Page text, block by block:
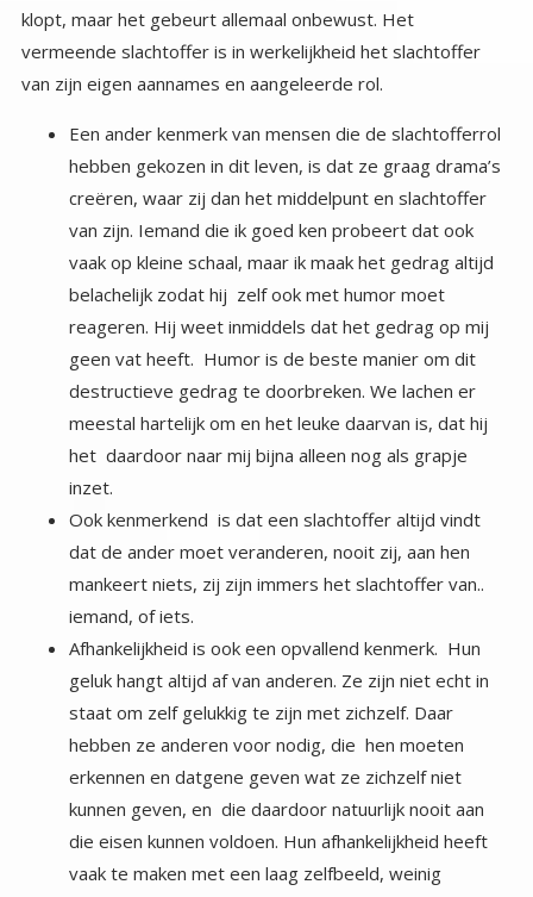
van zijn eigen aannames en aangeleerde rol.
Een ander kenmerk van mensen die de slachtofferrol
hebben gekozen in dit leven, is dat ze graag drama’s
creëren, waar zij dan het middelpunt en slachtoffer
van zijn. Iemand die ik goed ken probeert dat ook
vaak op kleine schaal, maar ik maak het gedrag altijd
belachelijk zodat hij zelf ook met humor moet
reageren. Hij weet inmiddels dat het gedrag op mij
geen vat heeft. Humor is de beste manier om dit
destructieve gedrag te doorbreken. We lachen er
meestal hartelijk om en het leuke daarvan is, dat hij
het daardoor naar mij bijna alleen nog als grapje
inzet.
Ook kenmerkend is dat een slachtoffer altijd vindt
dat de ander moet veranderen, nooit zij, aan hen
mankeert niets, zij zijn immers het slachtoffer van..
iemand, of iets.
Afhankelijkheid is ook een opvallend kenmerk. Hun
geluk hangt altijd af van anderen. Ze zijn niet echt in
staat om zelf gelukkig te zijn met zichzelf. Daar
hebben ze anderen voor nodig, die hen moeten
erkennen en datgene geven wat ze zichzelf niet
kunnen geven, en die daardoor natuurlijk nooit aan
die eisen kunnen voldoen. Hun afhankelijkheid heeft
vaak te maken met een laag zelfbeeld, weinig
zelfvertrouwen. Ze zijn niet van hun eigen kunnen en
waarde overtuigd. Toch is mijn overtuiging moesten
ze de energie die ze in hun slachtofferrol stoppen
besteden aan een carrière of hobby dan zouden ze